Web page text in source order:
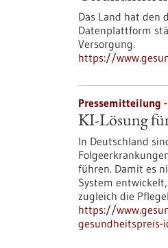
Das Land hat den
Datenplattform
Versorgung.
https://
Pressemitteilung -
KI-Lösung
In Deutschland
führen. Damit es
System
zugleich die
https://
gesundheitspreis-